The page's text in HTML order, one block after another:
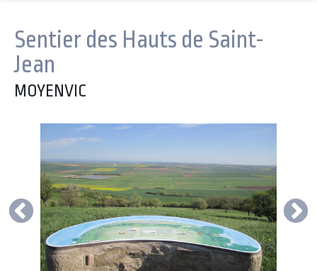
Sentier des Hauts de Saint-
Jean
MOYENVIC